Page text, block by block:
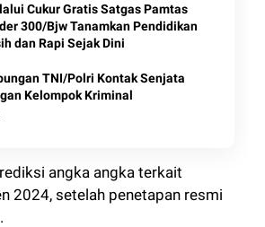
Cukur Gratis Satgas Pamtas
300/Bjw Tanamkan Pendidikan
dan Rapi Sejak Dini
TNI/Polri Kontak Senjata
Kelompok Kriminal
angka angka terkait
2024, setelah penetapan resmi